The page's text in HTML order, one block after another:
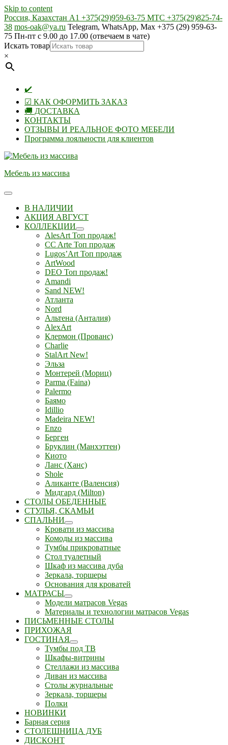
Skip to content
Россия, Казахстан А1 +375(29)959-63-75 МТС +375(29)825-74-
38 mos-oak@ya.ru Telegram, WhatsApp, Max +375 (29) 959-63-
75 Пн-пт с 9.00 до 17.00 (отвечаем в чате)
Искать товар
×
✔️
☑ КАК ОФОРМИТЬ ЗАКАЗ
🚚 ДОСТАВКА
КОНТАКТЫ
ОТЗЫВЫ И РЕАЛЬНОЕ ФОТО МЕБЕЛИ
Программа лояльности для клиентов
Мебель из массива
В НАЛИЧИИ
АКЦИЯ АВГУСТ
КОЛЛЕКЦИИ
AlesArt Топ продаж!
CC Arte Топ продаж
Lugos’Art Топ продаж
ArtWood
DEO Топ продаж!
Amandi
Sand NEW!
Атланта
Nord
Альтена (Анталия)
AlexArt
Клермон (Прованс)
Charlie
StalArt New!
Эльза
Монтерей (Мориц)
Parma (Faina)
Palermo
Баямо
Idillio
Madeira NEW!
Enzo
Берген
Бруклин (Манхэттен)
Киото
Ланс (Ханс)
Shole
Аликанте (Валенсия)
Мидгард (Milton)
СТОЛЫ ОБЕДЕННЫЕ
СТУЛЬЯ, СКАМЬИ
СПАЛЬНИ
Кровати из массива
Комоды из массива
Тумбы прикроватные
Стол туалетный
Шкаф из массива дуба
Зеркала, торшеры
Основания для кроватей
МАТРАСЫ
Модели матрасов Vegas
Материалы и технологии матрасов Vegas
ПИСЬМЕННЫЕ СТОЛЫ
ПРИХОЖАЯ
ГОСТИНАЯ
Тумбы под ТВ
Шкафы-витрины
Стеллажи из массива
Диван из массива
Столы журнальные
Зеркала, торшеры
Полки
НОВИНКИ
Барная серия
СТОЛЕШНИЦА ДУБ
ДИСКОНТ